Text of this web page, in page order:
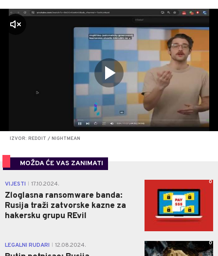
IZVOR: REDDIT / NIGHTMEAN
MOŽDA ĆE VAS ZANIMATI
VIJESTI 17.10.2024.
Zloglasna ransomware banda:
Rusija traži zatvorske kazne za
hakersku grupu REvil
0
LEGALNI RUDARI 12.08.2024. 0